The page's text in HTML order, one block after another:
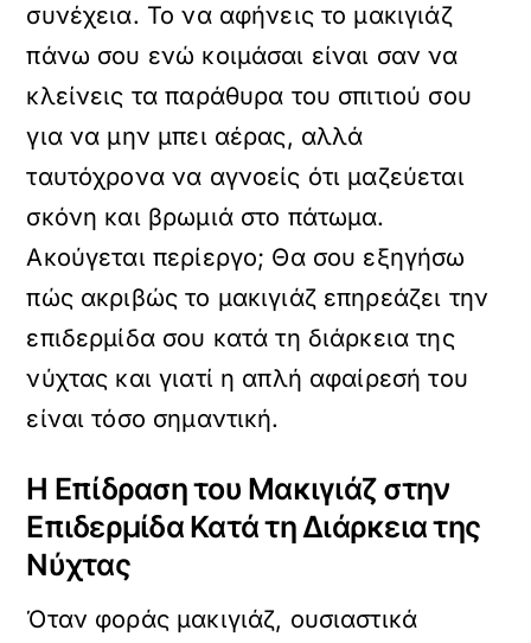
συνέχεια. Το να αφήνεις το μακιγιάζ
πάνω σου ενώ κοιμάσαι είναι σαν να
κλείνεις τα παράθυρα του σπιτιού σου
για να μην μπει αέρας, αλλά
ταυτόχρονα να αγνοείς ότι μαζεύεται
σκόνη και βρωμιά στο πάτωμα.
Ακούγεται περίεργο; Θα σου εξηγήσω
πώς ακριβώς το μακιγιάζ επηρεάζει την
επιδερμίδα σου κατά τη διάρκεια της
νύχτας και γιατί η απλή αφαίρεσή του
είναι τόσο σημαντική.
Η Επίδραση του Μακιγιάζ στην
Επιδερμίδα Κατά τη Διάρκεια της
Νύχτας
Όταν φοράς μακιγιάζ, ουσιαστικά